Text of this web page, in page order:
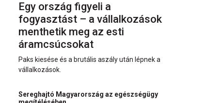
Egy ország figyeli a
fogyasztást – a vállalkozások
menthetik meg az esti
áramcsúcsokat
Paks kiesése és a brutális aszály után lépnek a
vállalkozások.
Sereghajtó Magyarország az egészségügy